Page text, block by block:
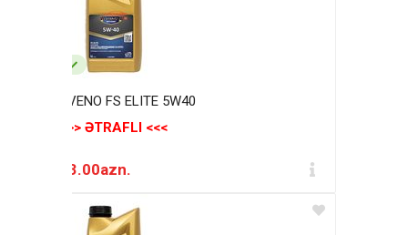
AVENO FS ELITE 5W40
>>> ƏTRAFLI <<<
23.00azn.